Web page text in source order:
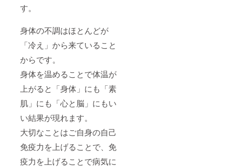
す。
身体の不調はほとんどが
「冷え」から来ていること
からです。
身体を温めることで体温が
上がると「身体」にも「素
肌」にも「心と脳」にもい
い結果が現れます。
大切なことはご自身の自己
免疫力を上げることで、免
疫力を上げることで病気に